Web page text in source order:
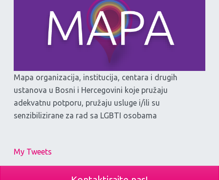
Mapa organizacija, institucija, centara i drugih
ustanova u Bosni i Hercegovini koje pružaju
adekvatnu potporu, pružaju usluge i/ili su
senzibilizirane za rad sa LGBTI osobama
My Tweets